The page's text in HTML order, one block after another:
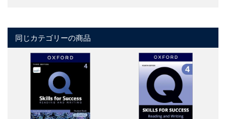
同じカテゴリーの商品